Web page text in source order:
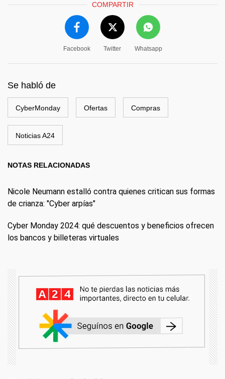
COMPARTIR
Facebook Twitter Whatsapp
Se habló de
CyberMonday Ofertas Compras
Noticias A24
NOTAS RELACIONADAS
Nicole Neumann estalló contra quienes critican sus formas
de crianza: "Cyber arpías"
Cyber Monday 2024: qué descuentos y beneficios ofrecen
los bancos y billeteras virtuales